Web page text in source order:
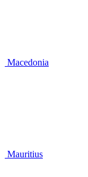
Macedonia
Mauritius